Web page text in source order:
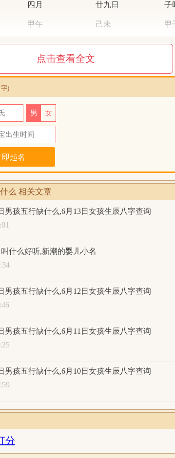
四月 廿九日 子
甲午 己未 甲
木火 土土 木
木，3火，2土，0金，1水。五行缺金；日主天干
木水金。同类得分：土1.8，火3.96，共计5.76分；
，共计3.2分；差值：2.56分；综合旺衰得分：
八字查询:
甲午 己未 乙
木火
，3火，3土，0金，0水。五行缺金水；日主天
木水金。同类得分：土2.4，火3.96，共计6.36分
：八字偏强，八字喜金
木水金。同类得分：土2.4，火3.96，共计6.36分
0.2，共计2.7分；差值：3.66分；综合旺衰得分：
八字查询:
点击查看全文
)
男 女
么 相关文章
男孩五行缺什么,6月13日女孩生辰八字查询
什么好听,新潮的婴儿小名
男孩五行缺什么,6月12日女孩生辰八字查询
男孩五行缺什么,6月11日女孩生辰八字查询
男孩五行缺什么,6月10日女孩生辰八字查询
分